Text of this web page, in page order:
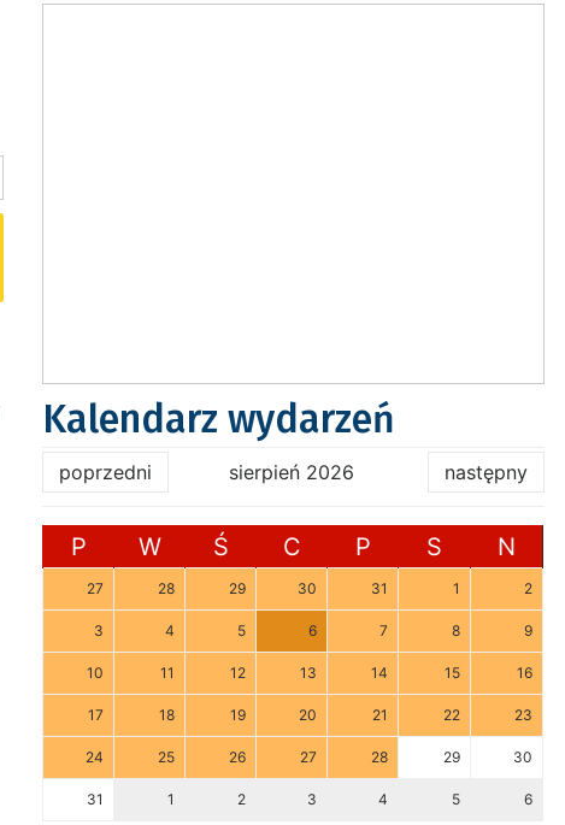
Kalendarz wydarzeń
poprzedni sierpień 2026 następny
P W Ś C P S N
27 28 29 30 31 1 2
3 4 5 6 7 8 9
10 11 12 13 14 15 16
17 18 19 20 21 22 23
24 25 26 27 28 29 30
31 1 2 3 4 5 6